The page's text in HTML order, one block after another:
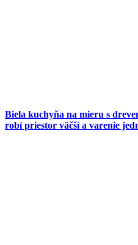
Biela kuchyňa na mieru s
robí priestor väčší a varenie